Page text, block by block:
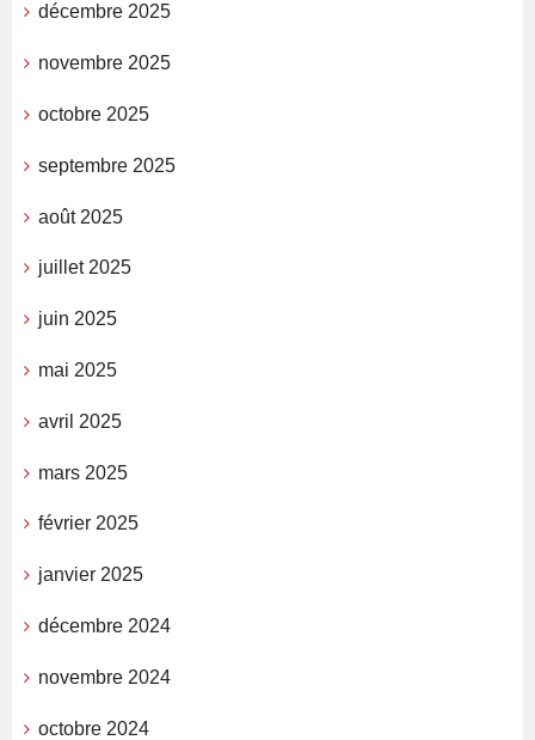
décembre 2025
novembre 2025
octobre 2025
septembre 2025
août 2025
juillet 2025
juin 2025
mai 2025
avril 2025
mars 2025
février 2025
janvier 2025
décembre 2024
novembre 2024
octobre 2024